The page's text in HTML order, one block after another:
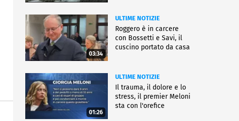
03:34
ULTIME NOTIZIE
Roggero è in carcere
con Bossetti e Savi, il
cuscino portato da casa
01:26
ULTIME NOTIZIE
Il trauma, il dolore e lo
stress, il premier Meloni
sta con l'orefice